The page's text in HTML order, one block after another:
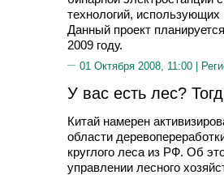
технологий,
Данный проект
2009 году.
01 Октября 2008, 11:00 |
У вас есть лес?
Китай намерен
области
круглого леса из РФ. Об
управлении лесного